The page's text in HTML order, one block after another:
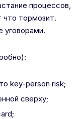
процессов,
что тормозит.
уговорами.
key-person risk;
сверху;